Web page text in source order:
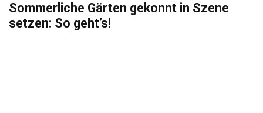
Sommerliche Gärten gekonnt in Szene
setzen: So geht’s!